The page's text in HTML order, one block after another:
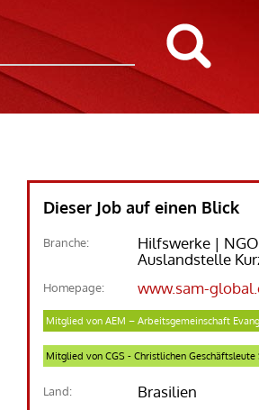
Dieser Job auf einen Blick
Branche:
Hilfswerke |
Auslandstelle
Homepage: www.sam-
Mitglied von AEM – Arbeitsgemeinschaft
Mitglied von CGS - Christlichen Geschäftsleute
Land: Brasilien